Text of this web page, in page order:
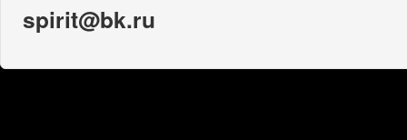
spirit@bk.ru